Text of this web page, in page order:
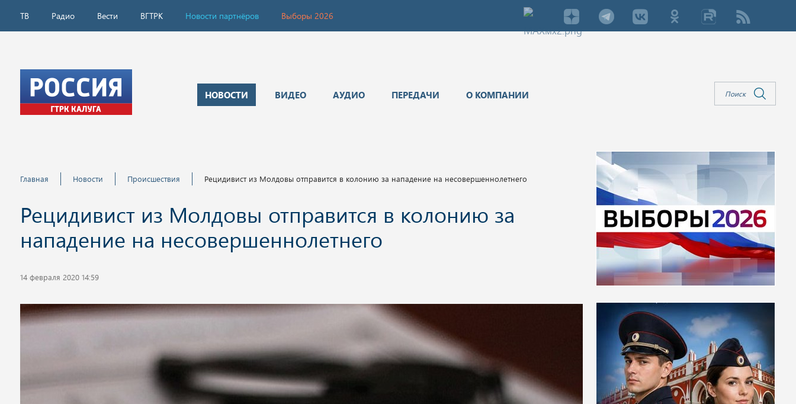
ТВ Радио Вести ВГТРК Новости партнёров Выборы 2026
НОВОСТИ ВИДЕО АУДИО ПЕРЕДАЧИ О КОМПАНИИ
Главная Новости Происшествия Рецидивист из Молдовы отправится в колонию за нападение на несовершеннолетнего
Рецидивист из Молдовы отправится в колонию за
нападение на несовершеннолетнего
14 февраля 2020 14:59